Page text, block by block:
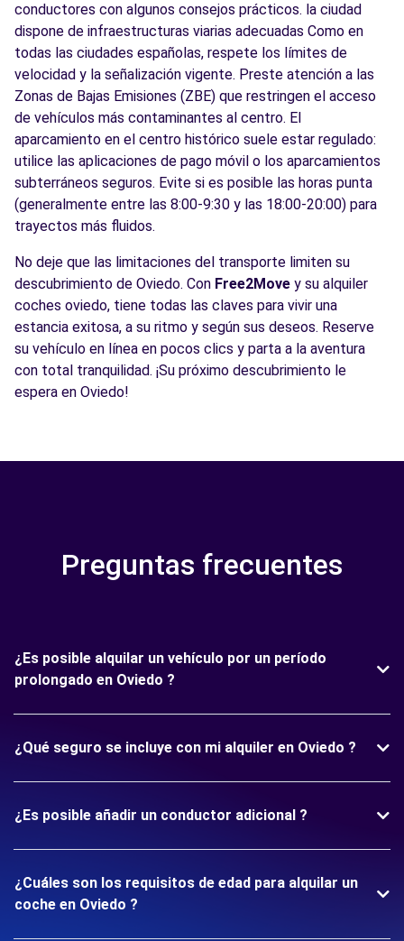
conductores con algunos consejos prácticos. la ciudad
dispone de infraestructuras viarias adecuadas Como en
todas las ciudades españolas, respete los límites de
velocidad y la señalización vigente. Preste atención a las
Zonas de Bajas Emisiones (ZBE) que restringen el acceso
de vehículos más contaminantes al centro. El
aparcamiento en el centro histórico suele estar regulado:
utilice las aplicaciones de pago móvil o los aparcamientos
subterráneos seguros. Evite si es posible las horas punta
(generalmente entre las 8:00-9:30 y las 18:00-20:00) para
trayectos más fluidos.
No deje que las limitaciones del transporte limiten su
descubrimiento de Oviedo. Con Free2Move y su alquiler
coches oviedo, tiene todas las claves para vivir una
estancia exitosa, a su ritmo y según sus deseos. Reserve
su vehículo en línea en pocos clics y parta a la aventura
con total tranquilidad. ¡Su próximo descubrimiento le
espera en Oviedo!
Preguntas frecuentes
¿Es posible alquilar un vehículo por un período
prolongado en Oviedo ?
¿Qué seguro se incluye con mi alquiler en Oviedo ?
¿Es posible añadir un conductor adicional ?
¿Cuáles son los requisitos de edad para alquilar un
coche en Oviedo ?